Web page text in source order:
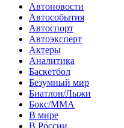
Автоновости
Автособытия
Автоспорт
Автоэксперт
Актеры
Аналитика
Баскетбол
Безумный мир
Биатлон/Лыжи
Бокс/MMA
В мире
В России